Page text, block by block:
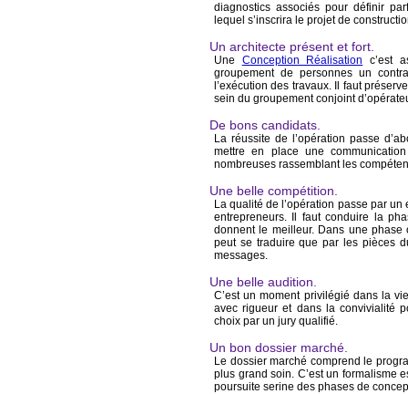
diagnostics associés pour définir
lequel s’inscrira le projet de
Un architecte présent et fort.
Une Conception Réalisation c’est
groupement de personnes un
l’exécution des travaux. Il faut
sein du groupement conjoint
De bons candidats.
La réussite de l’opération passe
mettre en place une
nombreuses rassemblant les
Une belle compétition.
La qualité de l’opération passe par
entrepreneurs. Il faut conduire la
donnent le meilleur. Dans une
peut se traduire que par les pièces
messages.
Une belle audition.
C’est un moment privilégié dans la
avec rigueur et dans la convivialité
choix par un jury qualifié.
Un bon dossier marché.
Le dossier marché comprend le
plus grand soin. C’est un formalisme
poursuite serine des phases de